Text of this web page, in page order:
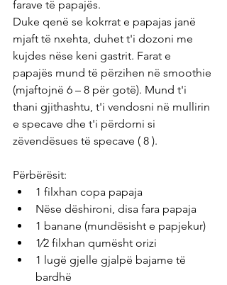
farave të papajës.
Duke qenë se kokrrat e papajas janë
mjaft të nxehta, duhet t'i dozoni me
kujdes nëse keni gastrit. Farat e
papajës mund të përzihen në smoothie
(mjaftojnë 6 – 8 për gotë). Mund t'i
thani gjithashtu, t'i vendosni në mullirin
e specave dhe t'i përdorni si
zëvendësues të specave ( 8 ).
Përbërësit:
1 filxhan copa papaja
Nëse dëshironi, disa fara papaja
1 banane (mundësisht e papjekur)
1⁄2 filxhan qumësht orizi
1 lugë gjelle gjalpë bajame të
bardhë